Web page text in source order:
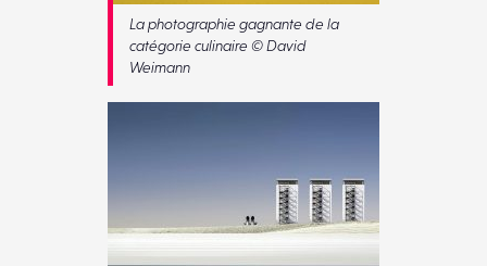
La photographie gagnante de la
catégorie culinaire © David
Weimann